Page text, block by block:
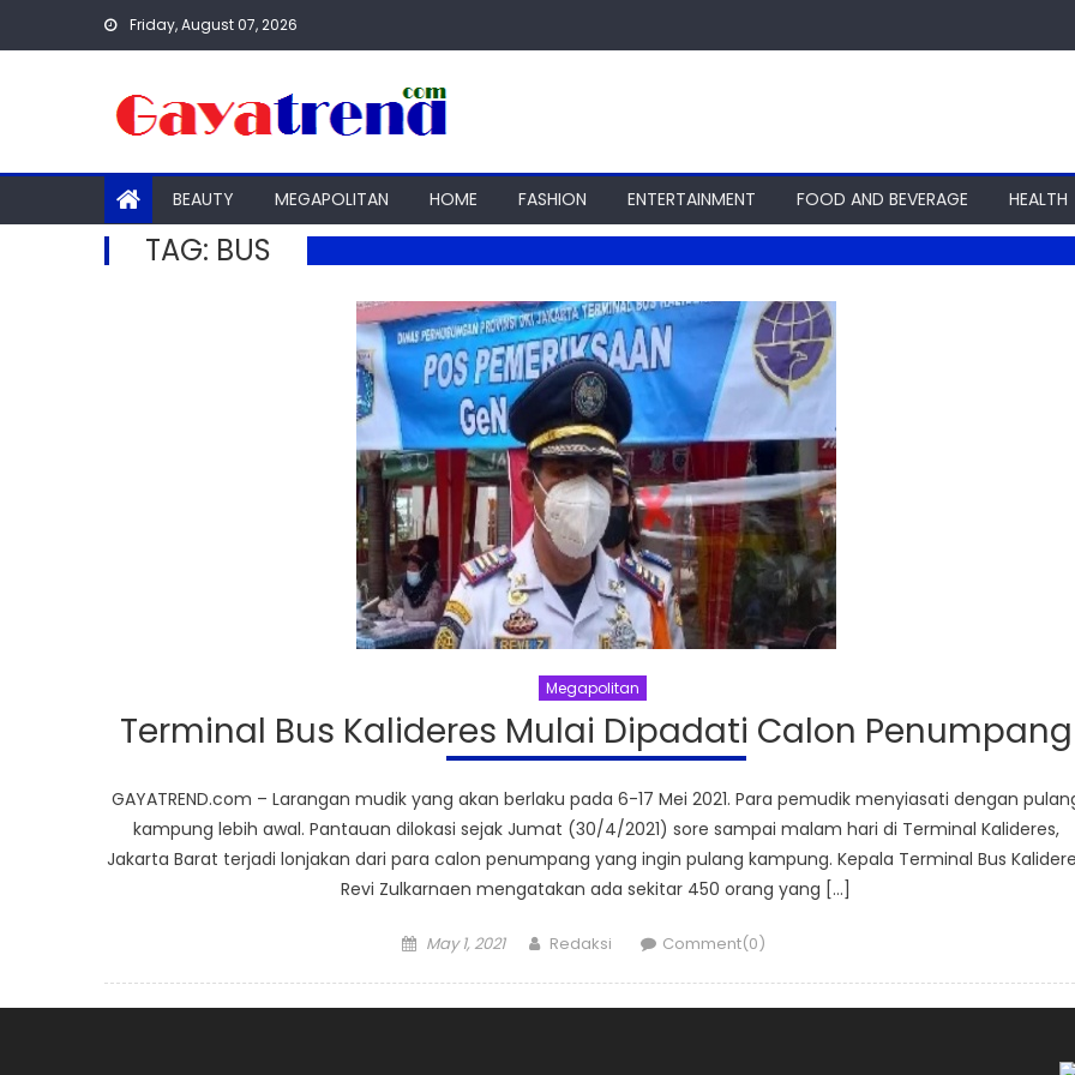
Friday, August 07, 2026
BEAUTY MEGAPOLITAN HOME FASHION ENTERTAINMENT FOOD AND BEVERAGE HEALTH
TAG: BUS
Megapolitan
Terminal Bus Kalideres Mulai Dipadati Calon Penumpang
GAYATREND.com – Larangan mudik yang akan berlaku pada 6-17 Mei 2021. Para pemudik menyiasati dengan
kampung lebih awal. Pantauan dilokasi sejak Jumat (30/4/2021) sore sampai malam hari di Terminal Kalideres,
Jakarta Barat terjadi lonjakan dari para calon penumpang yang ingin pulang kampung. Kepala Terminal Bus
Revi Zulkarnaen mengatakan ada sekitar 450 orang yang […]
Posted
May 1, 2021 Author
Redaksi Comment(0)